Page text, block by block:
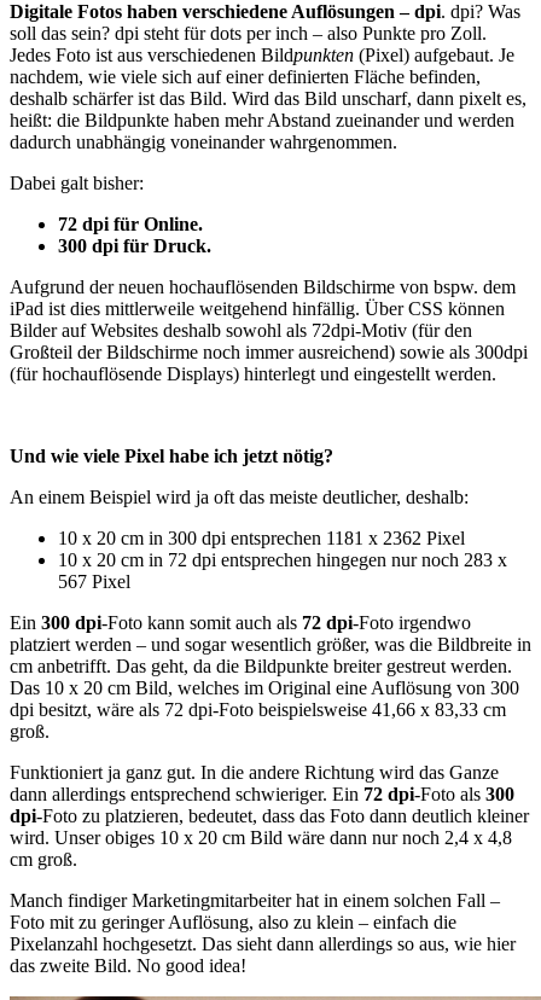
Digitale Fotos haben verschiedene Auflösungen – dpi. dpi? Was
soll das sein? dpi steht für dots per inch – also Punkte pro Zoll.
Jedes Foto ist aus verschiedenen Bildpunkten (Pixel) aufgebaut. Je
nachdem, wie viele sich auf einer definierten Fläche befinden,
deshalb schärfer ist das Bild. Wird das Bild unscharf, dann pixelt es,
heißt: die Bildpunkte haben mehr Abstand zueinander und werden
dadurch unabhängig voneinander wahrgenommen.
Dabei galt bisher:
72 dpi für Online.
300 dpi für Druck.
Aufgrund der neuen hochauflösenden Bildschirme von bspw. dem
iPad ist dies mittlerweile weitgehend hinfällig. Über CSS können
Bilder auf Websites deshalb sowohl als 72dpi-Motiv (für den
Großteil der Bildschirme noch immer ausreichend) sowie als 300dpi
(für hochauflösende Displays) hinterlegt und eingestellt werden.
Und wie viele Pixel habe ich jetzt nötig?
An einem Beispiel wird ja oft das meiste deutlicher, deshalb:
10 x 20 cm in 300 dpi entsprechen 1181 x 2362 Pixel
10 x 20 cm in 72 dpi entsprechen hingegen nur noch 283 x
567 Pixel
Ein 300 dpi-Foto kann somit auch als 72 dpi-Foto irgendwo
platziert werden – und sogar wesentlich größer, was die Bildbreite in
cm anbetrifft. Das geht, da die Bildpunkte breiter gestreut werden.
Das 10 x 20 cm Bild, welches im Original eine Auflösung von 300
dpi besitzt, wäre als 72 dpi-Foto beispielsweise 41,66 x 83,33 cm
groß.
Funktioniert ja ganz gut. In die andere Richtung wird das Ganze
dann allerdings entsprechend schwieriger. Ein 72 dpi-Foto als 300
dpi-Foto zu platzieren, bedeutet, dass das Foto dann deutlich kleiner
wird. Unser obiges 10 x 20 cm Bild wäre dann nur noch 2,4 x 4,8
cm groß.
Manch findiger Marketingmitarbeiter hat in einem solchen Fall –
Foto mit zu geringer Auflösung, also zu klein – einfach die
Pixelanzahl hochgesetzt. Das sieht dann allerdings so aus, wie hier
das zweite Bild. No good idea!